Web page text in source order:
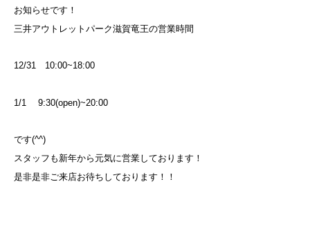
お知らせです！
三井アウトレットパーク滋賀竜王の営業時間
12/31 10:00~18:00
1/1 9:30(open)~20:00
です(^^)
スタッフも新年から元気に営業しております！
是非是非ご来店お待ちしております！！